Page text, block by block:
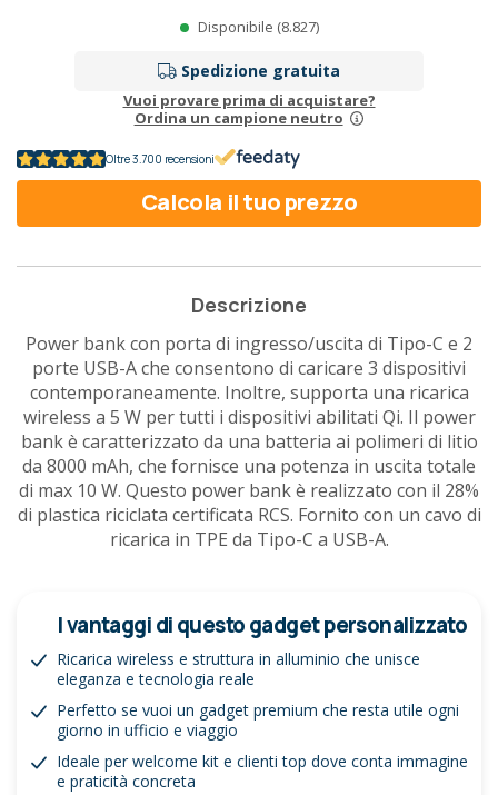
Disponibile (8.827)
Spedizione gratuita
Vuoi provare prima di acquistare?
Ordina un campione neutro
Oltre 3.700 recensioni
Calcola il tuo prezzo
Descrizione
Power bank con porta di ingresso/uscita di Tipo-C e 2
porte USB-A che consentono di caricare 3 dispositivi
contemporaneamente. Inoltre, supporta una ricarica
wireless a 5 W per tutti i dispositivi abilitati Qi. Il power
bank è caratterizzato da una batteria ai polimeri di litio
da 8000 mAh, che fornisce una potenza in uscita totale
di max 10 W. Questo power bank è realizzato con il 28%
di plastica riciclata certificata RCS. Fornito con un cavo di
ricarica in TPE da Tipo-C a USB-A.
I vantaggi di questo gadget personalizzato
Ricarica wireless e struttura in alluminio che unisce
eleganza e tecnologia reale
Perfetto se vuoi un gadget premium che resta utile ogni
giorno in ufficio e viaggio
Ideale per welcome kit e clienti top dove conta immagine
e praticità concreta